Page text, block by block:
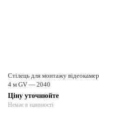
Стілець для монтажу відеокамер
4 м GV — 2040
Ціну уточнюйте
Немає в наявності